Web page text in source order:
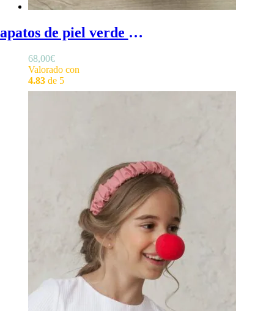
Zapatos de piel verde agua cintas - Zapatos verde agua de niña en piel, con cintas elásticas y plantilla acolchada, para comunión y ceremonia
68,00€
Valorado con
4.83 de 5